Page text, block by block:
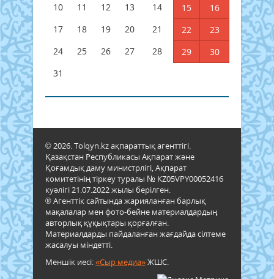
10
11 12 13 14 15
16
17
18 19 20 21 22
23
24
25 26 27 28 29
30
31
© 2026. Tolqyn.kz ақпараттық агенттігі.
Қазақстан Республикасы Ақпарат және
Қоғамдық даму министрлігі, Ақпарат
комитетінің тіркеу туралы № KZ05VPY00052416
куәлігі 21.07.2022 жылы берілген.
® Агенттік сайтында жарияланған барлық
мақалалар мен фото-бейне материалдардың
авторлық құқықтары қорғалған.
Материалдарды пайдаланған жағдайда сілтеме
жасалуы міндетті.
Меншік иесі:«Сыр медиа»ЖШС.